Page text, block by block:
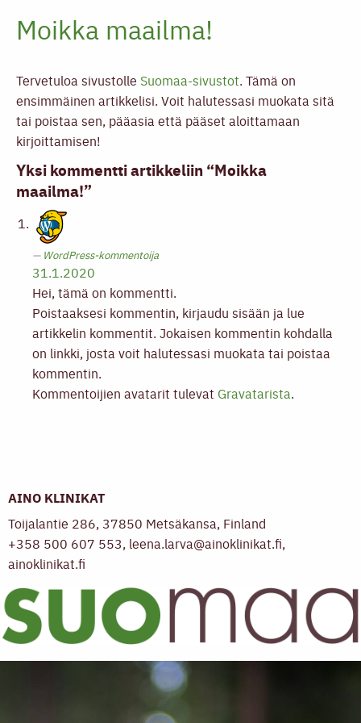
Moikka maailma!
Tervetuloa sivustolle Suomaa-sivustot. Tämä on
ensimmäinen artikkelisi. Voit halutessasi muokata sitä
tai poistaa sen, pääasia että pääset aloittamaan
kirjoittamisen!
Yksi kommentti artikkeliin “Moikka
maailma!”
WordPress-kommentoija
31.1.2020
Hei, tämä on kommentti.
Poistaaksesi kommentin, kirjaudu sisään ja lue
artikkelin kommentit. Jokaisen kommentin kohdalla
on linkki, josta voit halutessasi muokata tai poistaa
kommentin.
Kommentoijien avatarit tulevat Gravatarista.
AINO KLINIKAT
Toijalantie 286, 37850 Metsäkansa, Finland
+358 500 607 553, leena.larva@ainoklinikat.fi,
ainoklinikat.fi